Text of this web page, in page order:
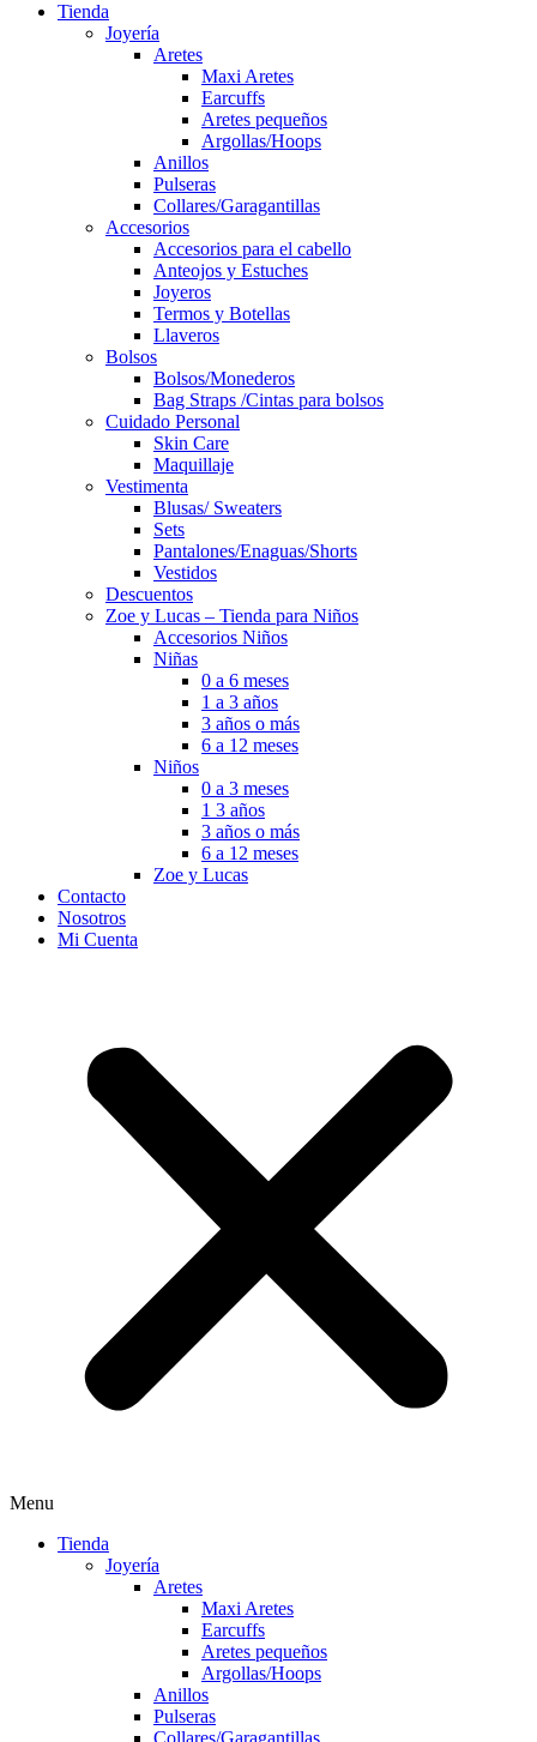
Tienda
Joyería
Aretes
Maxi Aretes
Earcuffs
Aretes pequeños
Argollas/Hoops
Anillos
Pulseras
Collares/Garagantillas
Accesorios
Accesorios para el cabello
Anteojos y Estuches
Joyeros
Termos y Botellas
Llaveros
Bolsos
Bolsos/Monederos
Bag Straps /Cintas para bolsos
Cuidado Personal
Skin Care
Maquillaje
Vestimenta
Blusas/ Sweaters
Sets
Pantalones/Enaguas/Shorts
Vestidos
Descuentos
Zoe y Lucas – Tienda para Niños
Accesorios Niños
Niñas
0 a 6 meses
1 a 3 años
3 años o más
6 a 12 meses
Niños
0 a 3 meses
1 3 años
3 años o más
6 a 12 meses
Zoe y Lucas
Contacto
Nosotros
Mi Cuenta
Menu
Tienda
Joyería
Aretes
Maxi Aretes
Earcuffs
Aretes pequeños
Argollas/Hoops
Anillos
Pulseras
Collares/Garagantillas